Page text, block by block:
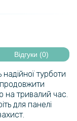
Відгуки (0)
турботи
продовжити
на тривалий час.
для панелі